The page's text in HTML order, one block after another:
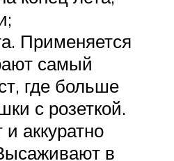
Применяется
самый
где больше
с розеткой.
аккуратно
в